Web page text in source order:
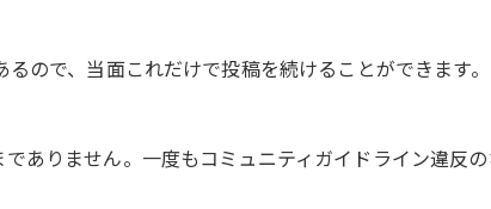
ので、当面これだけで投稿を続けることができます
ありません。一度もコミュニティガイドライン違反